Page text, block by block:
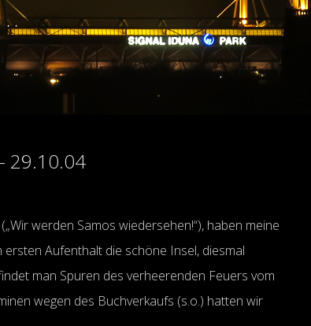
29.10.04
werden Samos wiedersehen!“), haben meine
Aufenthalt die schöne Insel, diesmal
man Spuren des verheerenden Feuers vom
wegen des Buchverkaufs (s.o.) hatten wir